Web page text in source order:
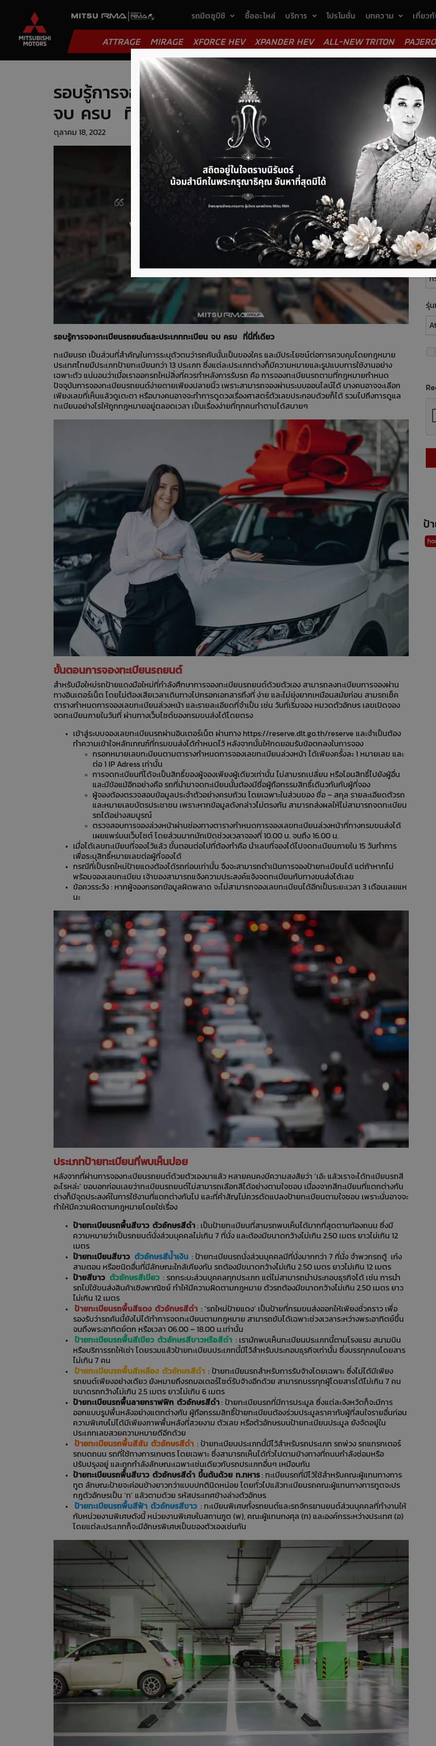
รถมิตซูบิชิ ซื้ออะไหล่ บริการ โปรโมชั่น บทความ เกี่ยวกั
ATTRAGE MIRAGE XFORCE HEV XPANDER HEV ALL-NEW TRITON
รอบรู้การจองทะเบียนรถยนต์และประเภททะเบียน
จบ ครบ ที่นี่ที่เดียว
ตุลาคม 18, 2022
รอบรู้การจองทะเบียนรถยนต์และประเภททะเบียน จบ ครบ ที่นี่ที่เดียว
ทะเบียนรถ เป็นส่วนที่สำคัญในการระบุตัวตนว่ารถคันนั้นเป็นของใคร และมีประโยชน์ต่อการควบคุมโดยกฎหมาย
ประเทศไทยมีประเภทป้ายทะเบียนกว่า 13 ประเภท ซึ่งแต่ละประเภทต่างก็มีความหมายและรูปแบบการใช้งานอย่าง
เฉพาะตัว แน่นอนว่าเมื่อเราออกรถใหม่สิ่งที่ควรทำหลังการรับรถ คือ การจองทะเบียนรถตามที่กฎหมายกำหนด
ปัจจุบันการจองทะเบียนรถยนต์ง่ายดายเพียงปลายนิ้ว เพราะสามารถจองผ่านระบบออนไลน์ได้ บางคนอาจจะเลือก
เพียงเลขที่เห็นแล้วดูเตะตา หรือบางคนอาจจะทำการดูดวงเรื่องศาสตร์ตัวเลขประกอบด้วยก็ได้ รวมไปถึงการดูแล
ทะเบียนอย่างไรให้ถูกกฎหมายอยู่ตลอดเวลา เป็นเรื่องง่ายที่ทุกคนทำตามได้สบายๆ
ขั้นตอนการจองทะเบียนรถยนต์
สำหรับมือใหม่รถป้ายแดงมือใหม่ที่กำลังศึกษาการจองทะเบียนรถยนต์ด้วยตัวเอง สามารถลงทะเบียนการจองผ่าน
ทางอินเตอร์เน็ต โดยไม่ต้องเสียเวลาเดินทางไปกรอกเอกสารถึงที่ ง่าย และไม่ยุ่งยากเหมือนสมัยก่อน สามรถเช็ค
ตารางกำหนดการจองเลขทะเบียนล่วงหน้า และรายละเอียดที่จำเป็น เช่น วันที่เริ่มจอง หมวดตัวอักษร เลขเปิดจอง
จดทะเบียนภายในวันที่ ผ่านทางเว็บไซต์ของกรมขนส่งได้โดยตรง
เข้าสู่ระบบจองเลขทะเบียนรถผ่านอินเตอร์เน็ต ผ่านทาง https://reserve.dlt.go.th/reserve และจำเป็นต้อง
ทำความเข้าใจหลักเกณฑ์ที่กรมขนส่งได้กำหนดไว้ หลังจากนั้นให้กดยอมรับข้อตกลงในการจอง
กรอกหมายเลขทะบียนตามตารางกำหนดการจองเลขทะเบียนล่วงหน้า ได้เพียงครั้งละ 1 หมายเลข และ
ต่อ 1 IP Adress เท่านั้น
การจดทะเบียนที่ได้จะเป็นสิทธิ์ของผู้จองเพียงผู้เดียวเท่านั้น ไม่สามรถเปลี่ยน หรือโอนสิทธิ์ไปยังผู้อื่น
และมีข้อแม้อีกอย่างคือ รถที่นำมาจดทะเบียนนั้นต้องมีชื่อผู้ถือกรรมสิทธิ์เดีนวกันกับผู้ที่จอง
ผู้จองต้องตรวจสอบข้อมูลประจำตัวอย่างครบถ้วน โดยเฉพาะในส่วนของ ชื่อ – สกุล รายละเอียดตัวรถ
และหมายเลขบัตรประชาชน เพราะหากข้อมูลดังกล่าวไม่ตรงกัน สามารถส่งผลให้ไม่สามารถจดทะเบียน
รถได้อย่างสมบูรณ์
ตรวจสอบการจองล่วงหน้าผ่านช่องทางตารางกำหนดการจองเลขทะเบียนล่วงหน้าที่ทางกรมขนส่งได้
เผยแพร่บนเว็บไซต์ โดยส่วนมากมักเปิดช่วงเวลาจองที่ 10.00 น. จนถึง 16.00 น.
เมื่อได้เลขทะเบียนที่จองไว้แล้ว ขั้นตอนต่อไปที่ต้องทำคือ นำเลขที่จองได้ไปจดทะเบียนภายใน 15 วันทำการ
เพื่อระบุสิทธิ์หมายเลขต่อผู้ที่จองได้
กรณีที่เป็นรถใหม่ป้ายแดงต้องได้รถก่อนเท่านั้น จึงจะสามารถดำเนินการจองป้ายทะเบียนได้ แต่ถ้าหากไม่
พร้อมจองเลขทะเบียน เจ้าของสามารถแจ้งความประสงค์แจ้งจดทะเบียนกับทางขนส่งได้เลย
ข้อควรระวัง : หากผู้จองกรอกข้อมูลผิดพลาด จะไม่สามารถจองเลขทะเบียนได้อีกเป็นระยะเวลา 3 เดือนเลยแห
นะ
ประเภทป้ายทะเบียนที่พบเห็นบ่อย
หลังจากที่ผ่านการจองทะเบียนรถยนต์ด้วยตัวเองมาแล้ว หลายคนคงมีความสงสัยว่า ‘เอ้ะ แล้วเราจะได้ทะเบียนรถสี
อะไรหล่ะ’ ขอบอกก่อนเลยว่าทะเบียนรถยนต์ไม่สามารถเลือกสีได้อย่างตามใจชอบ เนื่องจากสีทะเบียนที่แตกต่างกัน
ต่างก็มีจุดประสงค์ในการใช้งานที่แตกต่างกันไป และที่คำสัญไม่ควรดัดแปลงป้ายทะเบียนตามใจชอบ เพราะนั่นอาจจะ
ทำให้มีความผิดตามกฎหมายโดยใช่เรื่อง
ป้ายทะเบียนรถพื้นสีขาว ตัวอักษรสีดำ: เป็นป้ายทะเบียนที่สามรถพบเห็นได้มากที่สุดตามท้องถนน ซึ่งมี
ความหมายว่าเป็นรถยนต์นั่งส่วนบุคคลไม่เกิน 7 ที่นั่ง และต้องมีขนาดกว้างไม่เกิน 2.50 เมตร ยาวไม่เกิน 12
เมตร
ป้ายทะเบียนสีขาว ตัวอักษรสีน้ำเงิน : ป้ายทะเบียนรถนั่งส่วนบุคคลมีที่นั่งมากกว่า 7 ที่นั่ง จำพวกรถตู้ เก๋ง
สามตอน หรือชนิดอื่นที่มีลักษณะใกล้เคียงกัน รถต้องมีขนาดกว้างไม่เกิน 2.50 เมตร ยาวไม่เกิน 12 เมตร
ป้ายสีขาว ตัวอักษรสีเขียว : รถกระบะส่วนบุคคลทุกประเภท แต่ไม่สามารถนำประกอบธุรกิจได้ เช่น การนำ
รถไปใช้ขนส่งสินค้าเชิงพาณิชย์ ทำให้มีความผิดตามกฎหมาย ตัวรถต้องมีขนาดกว้างไม่เกิน 2.50 เมตร ยาว
ไม่เกิน 12 เมตร
ป้ายทะเบียนรถพื้นสีแดง ตัวอักษรสีดำ : ‘รถใหม่ป้ายแดง’ เป็นป้ายที่กรมขนส่งออกให้เพียงชั่วคราว เพื่อ
รองรับว่ารถคันนี้ยังไม่ได้ทำการจดทะเบียนตามกฎหมาย สามารถขับได้เฉพาะช่วงเวลาระหว่างพระอาทิตย์ขึ้น
จนถึงพระอาทิตย์ตก หรือเวลา 06.00 – 18.00 น.เท่านั้น
ป้ายทะเบียนรถพื้นสีเขียว ตัวอักษรสีขาวหรือสีดำ : เรามักพบเห็นทะเบียนประเภทนี้ตามโรงแรม สนามบิน
หรือบริการรถให้เช่า โดยรวมแล้วป้ายทะเบียนประเภทนี้มีไว้สำหรับประกอบธุรกิจเท่านั้น ซึ่งบรรทุกคนโดยสาร
ไม่เกิน 7 คน
ป้ายทะเบียนรถพื้นสีเหลือง ตัวอักษรสีดำ : ป้ายทะเบียนรถสำหรับการรับจ้างโดยเฉพาะ ซึ่งไม่ได้มีเพียง
รถยนต์เพียงอย่างเดียว ยังหมายถึงรถมอเตอร์ไซต์รับจ้างอีกด้วย สามารถบรรทุกผู้โดยสารได้ไม่เกิน 7 คน
ขนาดรถกว้างไม่เกิน 2.5 เมตร ยาวไม่เกิน 6 เมตร
ป้ายทะเบียนรถพื้นลายกราฟฟิก ตัวอักษรสีดำ: ป้ายทะเบียนรถที่มีการประมูล ซึ่งแต่ละจังหวัดก็จะมีการ
ออกแบบรูปพื้นหลังอย่างแตกต่างกัน ผู้ถือกรรมสิทธิ์ป้ายทะเบียนต้องร่วมประมูลราคากับผู้ที่สนใจรายอื่นก่อน
ความพิเศษไม่ได้มีเพียงภาพพื้นหลังที่สวยงาม ตัวเลข หรือตัวอักษรบนป้ายทะเบียนประมูล ยังจัดอยู่ใน
ประเภทเลขสวยความหมายดีอีกด้วย
ป้ายทะเบียนรถพื้นสีส้ม ตัวอักษรสีดำ : ป้ายทะเบียนประเภทนี้มีไว้สำหรับรถประเภท รถพ่วง รถแทรกเตอร์
รถบดถนน รถที่ใช้ทางการเกษตร โดยเฉพาะ ซึ่งสามารถเห็นได้ทั่วไปตามข้างทางที่ถนนกำลังซ่อมหรือ
ปรับปรุงอยู่ และถูกกำลังลักษณะเฉพาะเช่นเดียวกับรถประเภทอื่นๆ เหมือนกัน
ป้ายทะเบียนรถพื้นสีขาว ตัวอักษรสีดำ ขึ้นต้นด้วย ท.ทหาร: ทะเบียนรถที่มีไว้ใช้สำหรับคณะผู้แทนทางการ
ทูต ลักษณะป้ายจะค่อนข้างยาวกว่าแบบปกตินิดหน่อย โดยทั่วไปแล้วทะเบียนรถคณะผู้แทนทางการทูตจะปร
กฎตัวอักษรเป็น ‘ท’ แล้วตามด้วย รหัสประเทศข้างล่างตัวอักษร
ป้ายทะเบียนรถพื้นสีฟ้า ตัวอักษรสีขาว : ทะเบียนพิเศษทั้งรถยนต์และรถจักรยานยนต์ส่วนบุคคลที่ทำงานให้
กับหน่วยงานพิเศษดังนี้ หน่วยงานพิเศษในสถานฑูต (พ), คณะผู้แทนกงศุล (ก) และองค์กรระหว่างประเทศ (อ)
โดยแต่ละประเภทก็จะมีอักษรพิเศษเป็นของตัวเองเช่นกัน
ล
ต้อ
เบ
พื้น
รุ่
ป้